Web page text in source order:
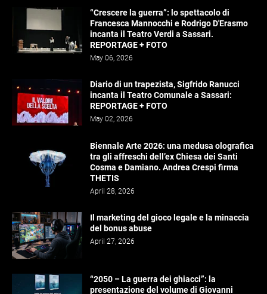
“Crescere la guerra”: lo spettacolo di
Francesca Mannocchi e Rodrigo D'Erasmo
incanta il Teatro Verdi a Sassari.
REPORTAGE + FOTO
May 06, 2026
Diario di un trapezista, Sigfrido Ranucci
incanta il Teatro Comunale a Sassari:
REPORTAGE + FOTO
May 02, 2026
Biennale Arte 2026: una medusa olografica
tra gli affreschi dell’ex Chiesa dei Santi
Cosma e Damiano. Andrea Crespi firma
THETIS
April 28, 2026
Il marketing del gioco legale e la minaccia
del bonus abuse
April 27, 2026
“2050 – La guerra dei ghiacci”: la
presentazione del volume di Giovanni